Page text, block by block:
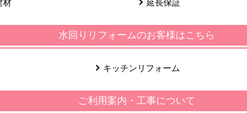
材 延長保証
水回りリフォームのお客様はこちら
キッチンリフォーム
ご利用案内・工事について